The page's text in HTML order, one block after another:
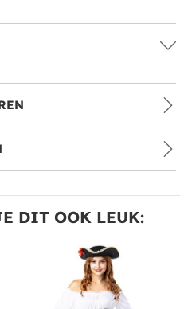
DIT OOK LEUK: